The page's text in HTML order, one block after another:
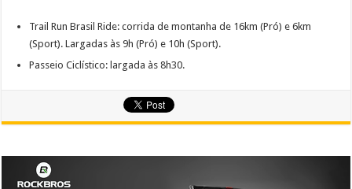
Trail Run Brasil Ride: corrida de montanha de 16km (Pró) e 6km
(Sport). Largadas às 9h (Pró) e 10h (Sport).
Passeio Ciclístico: largada às 8h30.